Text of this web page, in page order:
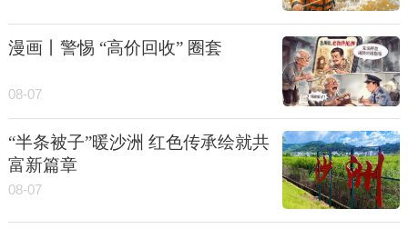
漫画丨警惕 “高价回收” 圈套
08-07
“半条被子”暖沙洲 红色传承绘就共
富新篇章
08-07